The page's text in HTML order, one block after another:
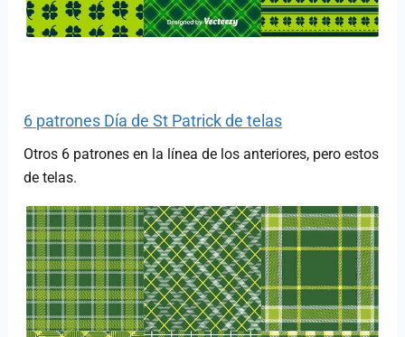
6 patrones Día de St Patrick de telas
Otros 6 patrones en la línea de los anteriores, pero estos
de telas.